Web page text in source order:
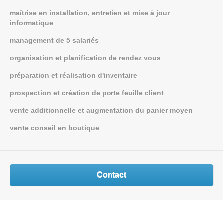
maîtrise en installation, entretien et mise à jour
informatique
management de 5 salariés
organisation et planification de rendez vous
préparation et réalisation d'inventaire
prospection et création de porte feuille client
vente additionnelle et augmentation du panier moyen
vente conseil en boutique
Contact